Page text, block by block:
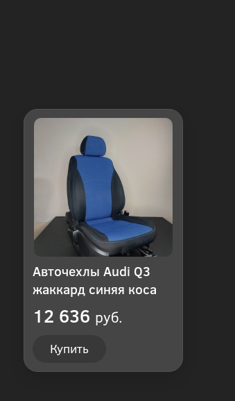
Авточехлы Audi Q3
жаккард синяя коса
12 636 руб.
Купить